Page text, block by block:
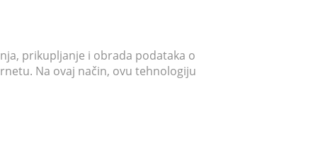
prikupljanje i obrada podataka o
Na ovaj način, ovu tehnologiju